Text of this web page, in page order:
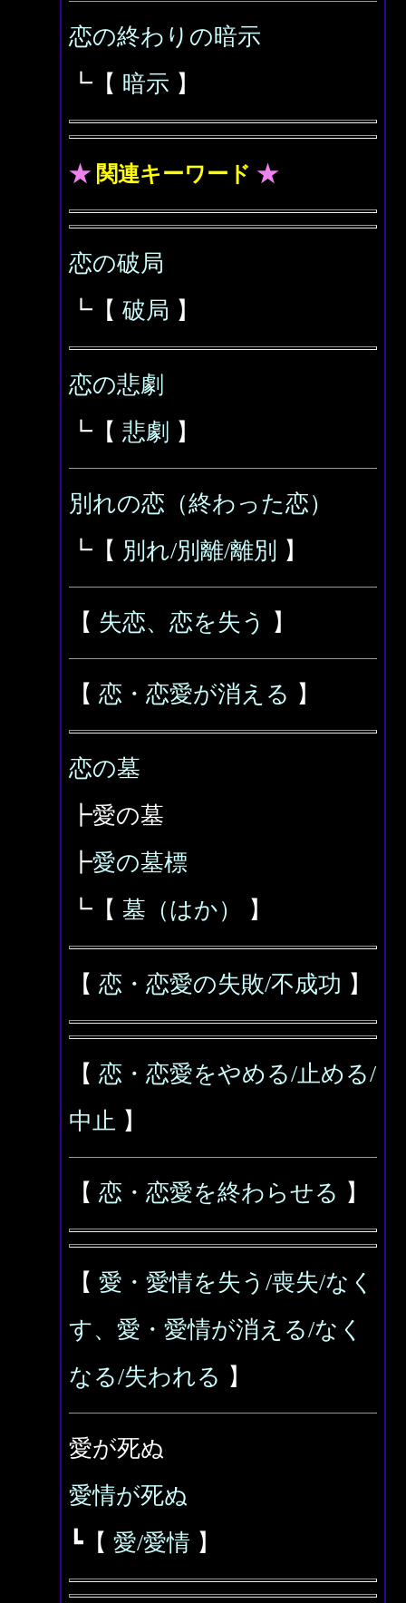
恋の終わりの暗示
┗【 暗示 】
★ 関連キーワード ★
恋の破局
┗【 破局 】
恋の悲劇
┗【 悲劇 】
別れの恋（終わった恋）
┗【 別れ/別離/離別 】
【 失恋、恋を失う 】
【 恋・恋愛が消える 】
恋の墓
┣愛の墓
┣愛の墓標
┗【 墓（はか） 】
【 恋・恋愛の失敗/不成功 】
【 恋・恋愛をやめる/止める/
中止 】
【 恋・恋愛を終わらせる 】
【 愛・愛情を失う/喪失/なく
す、愛・愛情が消える/なく
なる/失われる 】
愛が死ぬ
愛情が死ぬ
┗【 愛/愛情 】